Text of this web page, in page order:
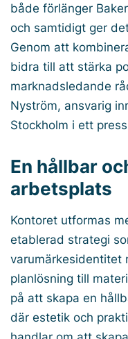
både förlänger
och samtidigt ger
Genom att
bidra till att stärka
marknadsledande
Nyström, ansvarig
Stockholm i ett
En hållbar
arbetsplats
Kontoret utformas
etablerad strategi
varumärkesidentitet
planlösning till
på att skapa en
där estetik och